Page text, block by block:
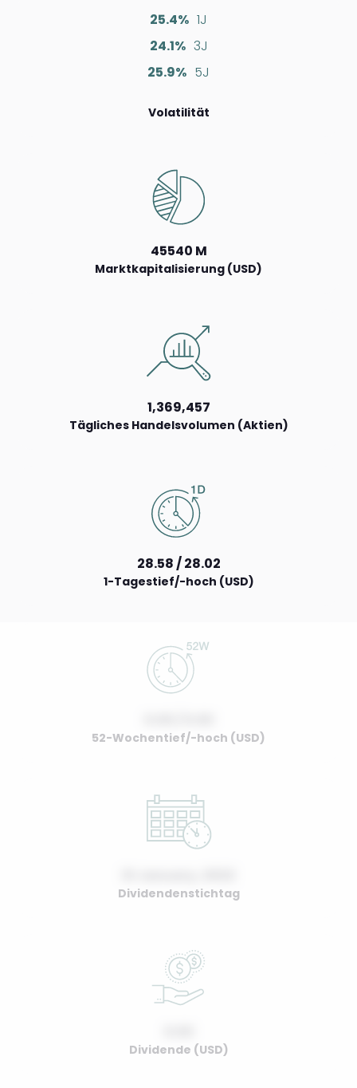
25.4% 1J
24.1% 3J
25.9% 5J
Volatilität
45540 M
Marktkapitalisierung (USD)
1,369,457
Tägliches Handelsvolumen (Aktien)
28.58 / 28.02
1-Tagestief/-hoch (USD)
52-Wochentief/-hoch (USD)
Dividendenstichtag
Dividende (USD)